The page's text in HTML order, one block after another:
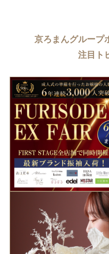
京ろまんグループ
注目ト